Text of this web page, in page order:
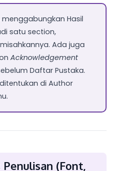
menggabungkan Hasil
satu section,
Ada juga
Acknowledgement
Daftar Pustaka.
di Author
(Font,